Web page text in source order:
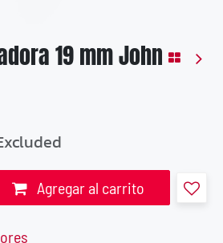
19 mm John
Agregar al carrito